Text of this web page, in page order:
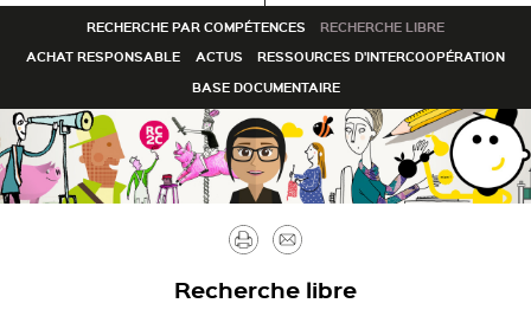
RECHERCHE PAR COMPÉTENCES
RECHERCHE LIBRE
ACHAT RESPONSABLE
ACTUS
RESSOURCES D'INTERCOOPÉRATION
BASE DOCUMENTAIRE
Imprimer
Recherche libre